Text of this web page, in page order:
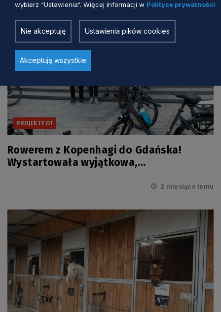
PROJEKTY DT
Rowerem z Kopenhagi do Gdańska!
Wystartowała wyjątkowa,
2 miesiące temu
wybierz “Ustawienia“. Więcej informacji w Polityce prywatności
Nie akceptuję Ustawienia pików cookies
Akceptuję wszystkie